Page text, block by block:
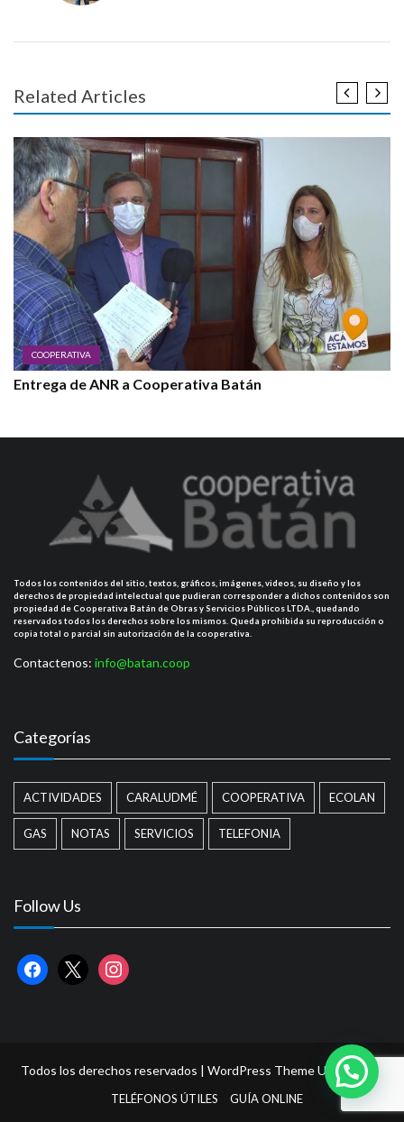
Related Articles
COOPERATIVA
Entrega de ANR a Cooperativa Batán
Todos los contenidos del sitio, textos, gráficos, imágenes, videos, su diseño y los
derechos de propiedad intelectual que pudieran corresponder a dichos contenidos son
propiedad de Cooperativa Batán de Obras y Servicios Públicos LTDA., quedando
reservados todos los derechos sobre los mismos. Queda prohibida su reproducción o
copia total o parcial sin autorización de la cooperativa.
Contactenos: info@batan.coop
Categorías
ACTIVIDADES CARALUDMÉ COOPERATIVA ECOLAN
GAS NOTAS SERVICIOS TELEFONIA
Follow Us
facebook
x instagram
Todos los derechos reservados | WordPress ThemeUltra Seven
TELÉFONOS ÚTILES GUÍA ONLINE